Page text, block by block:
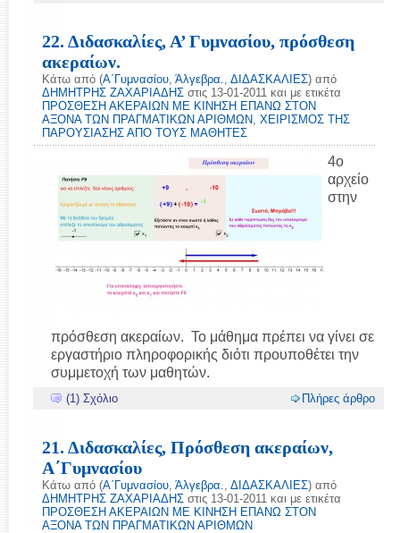
22. Διδασκαλίες, Α’ Γυμνασίου, πρόσθεση
ακεραίων.
Κάτω από (Α΄Γυμνασίου Άλγεβρα. ΔΙΔΑΣΚΑΛΙΕΣ) από
ΔΗΜΗΤΡΗΣ ΖΑΧΑΡΙΑΔΗΣ στις 13-01-2011 και με ετικέτα
ΠΡΟΣΘΕΣΗ ΑΚΕΡΑΙΩΝ ΜΕ ΚΙΝΗΣΗ ΕΠΑΝΩ ΣΤΟΝ
ΑΞΟΝΑ ΤΩΝ ΠΡΑΓΜΑΤΙΚΩΝ ΑΡΙΘΜΩΝ ΧΕΙΡΙΣΜΟΣ ΤΗΣ
ΠΑΡΟΥΣΙΑΣΗΣ ΑΠΟ ΤΟΥΣ ΜΑΘΗΤΕΣ
4o
αρχείο
στην
πρόσθεση ακεραίων. Το μάθημα πρέπει να γίνει σε
εργαστήριο πληροφορικής διότι προυποθέτει την
συμμετοχή των μαθητών.
(1) Σχόλιο Πλήρες άρθρο
21. Διδασκαλίες, Πρόσθεση ακεραίων,
Α΄Γυμνασίου
Κάτω από (Α΄Γυμνασίου Άλγεβρα. ΔΙΔΑΣΚΑΛΙΕΣ) από
ΔΗΜΗΤΡΗΣ ΖΑΧΑΡΙΑΔΗΣ στις 13-01-2011 και με ετικέτα
ΠΡΟΣΘΕΣΗ ΑΚΕΡΑΙΩΝ ΜΕ ΚΙΝΗΣΗ ΕΠΑΝΩ ΣΤΟΝ
ΑΞΟΝΑ ΤΩΝ ΠΡΑΓΜΑΤΙΚΩΝ ΑΡΙΘΜΩΝ